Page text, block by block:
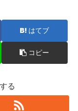
はてブ
コピー
る